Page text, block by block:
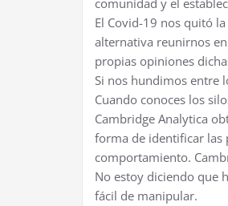
comunidad y el
El Covid-19 nos quitó
alternativa reunirnos
propias opiniones
Si nos hundimos entre
Cuando conoces los
Cambridge Analytica
forma de identificar las
comportamiento.
No estoy diciendo que
fácil de manipular.